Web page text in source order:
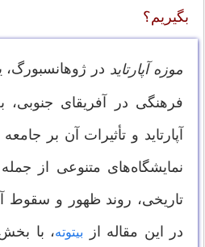
بگیریم؟
موزه آپارتاید در ژوهانسبورگ،
فرهنگی در آفریقای جنوبی،
آپارتاید و تأثیرات آن بر
نمایشگاه‌های متنوعی از
تاریخی، روند ظهور و سقوط
در این مقاله از
بیتوته، با